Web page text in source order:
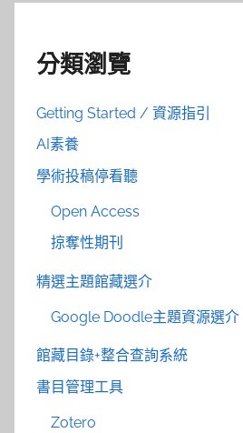
分類瀏覽
Getting Started / 資源指引
AI素養
學術投稿停看聽
Open Access
掠奪性期刊
精選主題館藏選介
Google Doodle主題資源選介
館藏目錄+整合查詢系統
書目管理工具
Zotero